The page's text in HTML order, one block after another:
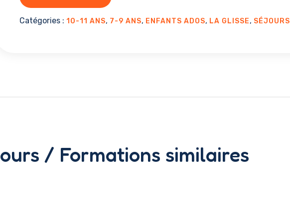
Catégories :10-11 ANS, 7-9 ANS, ENFANTS ADOS, LA GLISSE, SÉJOURS
/ Formations similaires